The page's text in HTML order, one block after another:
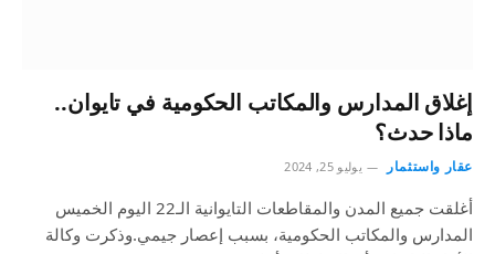
إغلاق المدارس والمكاتب الحكومية في تايوان..
ماذا حدث؟
عقار واستثمار يوليو 25, 2024
أغلقت جميع المدن والمقاطعات التايوانية الـ22 اليوم الخميس
المدارس والمكاتب الحكومية، بسبب إعصار جيمي.وذكرت وكالة